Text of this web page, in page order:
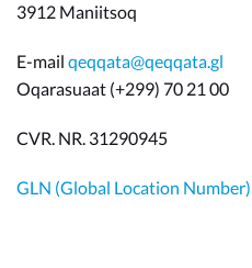
3912 Maniitsoq
E-mail qeqqata@qeqqata.gl
Oqarasuaat (+299) 70 21 00
CVR. NR. 31290945
GLN (Global Location Number)